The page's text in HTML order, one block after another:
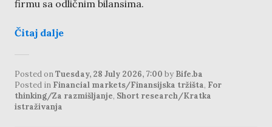
firmu sa odličnim bilansima.
Čitaj dalje
Posted onTuesday, 28 July 2026, 7:00 by Bife.ba
Posted in Financial markets/Finansijska tržišta, For
thinking/Za razmišljanje, Short research/Kratka
istraživanja